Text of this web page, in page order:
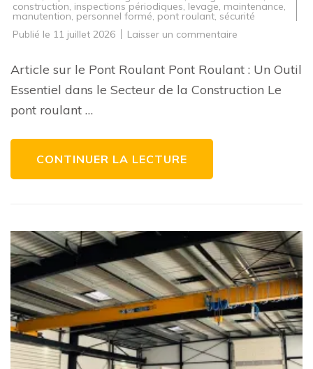
construction, inspections périodiques, levage, maintenance,
manutention, personnel formé, pont roulant, sécurité
Publié le 11 juillet 2026 Laisser un commentaire
Opérations
de
avec
Article sur le Pont Roulant Pont Roulant : Un Outil
Essentiel dans le Secteur de la Construction Le
pont roulant …
CONTINUER LA LECTURE